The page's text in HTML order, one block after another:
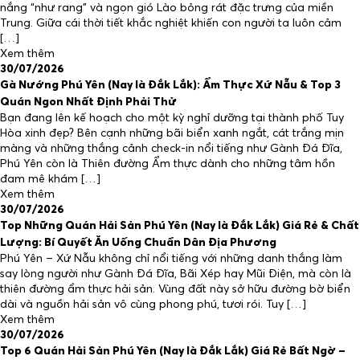
Dịch vụ giải trí và trải nghiệm
Dịch vụ lưu trú
Gallery
Spa & Wellness
Liên hệ
Tour Du Lịch Xứ Nẫu
Ưu đãi đặc biệt
nắng “như rang” và ngọn gió Lào bỏng rát đặc trưng của miền
Trung. Giữa cái thời tiết khắc nghiệt khiến con người ta luôn cảm
[…]
Xem thêm
30/07/2026
Gà Nướng Phú Yên (Nay là Đắk Lắk): Ẩm Thực Xứ Nẫu & Top 3
Quán Ngon Nhất Định Phải Thử
Bạn đang lên kế hoạch cho một kỳ nghỉ dưỡng tại thành phố Tuy
Hòa xinh đẹp? Bên cạnh những bãi biển xanh ngắt, cát trắng mịn
màng và những thắng cảnh check-in nổi tiếng như Gành Đá Đĩa,
Phú Yên còn là Thiên đường Ẩm thực dành cho những tâm hồn
đam mê khám […]
Xem thêm
30/07/2026
Top Những Quán Hải Sản Phú Yên (Nay là Đắk Lắk) Giá Rẻ & Chất
Lượng: Bí Quyết Ăn Uống Chuẩn Dân Địa Phương
Phú Yên – Xứ Nẫu không chỉ nổi tiếng với những danh thắng làm
say lòng người như Gành Đá Đĩa, Bãi Xép hay Mũi Điện, mà còn là
thiên đường ẩm thực hải sản. Vùng đất này sở hữu đường bờ biển
dài và nguồn hải sản vô cùng phong phú, tươi rói. Tuy […]
Xem thêm
30/07/2026
Top 6 Quán Hải Sản Phú Yên (Nay là Đắk Lắk) Giá Rẻ Bất Ngờ –